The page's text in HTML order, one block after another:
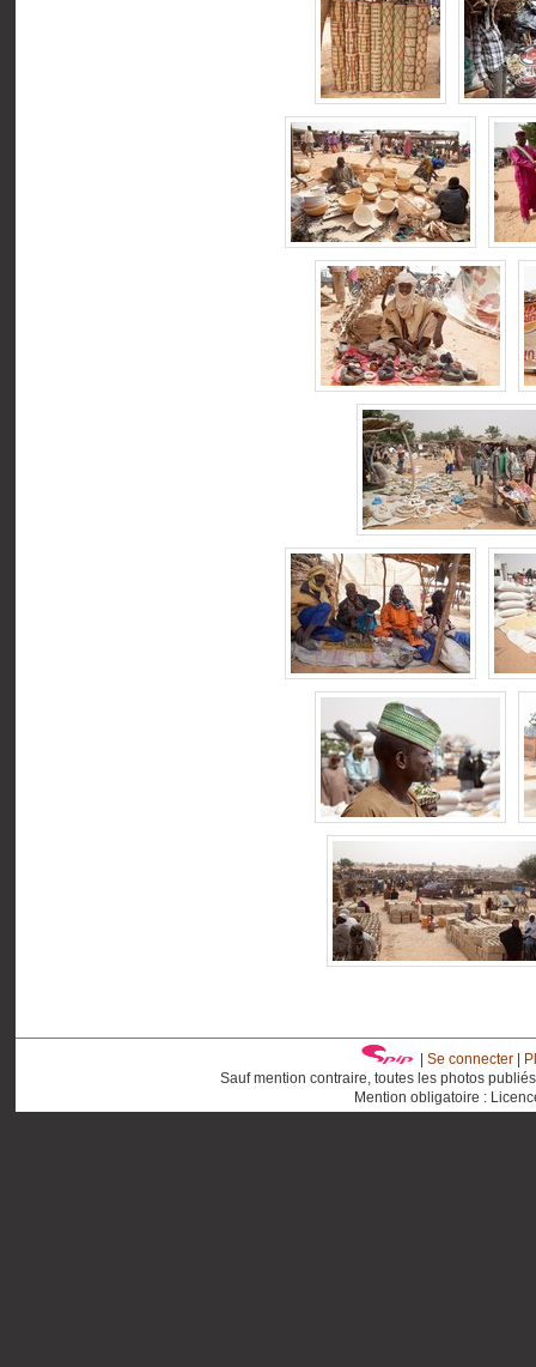
Se connecter|
Sauf mention contraire, toutes les photos
Mention obligatoire :